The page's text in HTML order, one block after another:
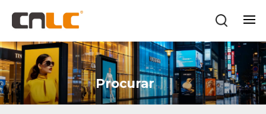
Procurar